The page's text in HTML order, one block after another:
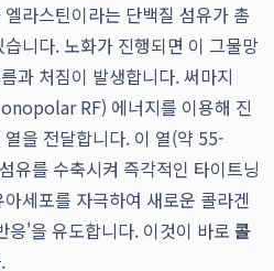
라스틴이라는 단백질 섬유가 촘
니다. 노화가 진행되면 이 그물망
과 처짐이 발생합니다. 써마지
RF) 에너지를 이용해 진
을 전달합니다. 이 열(약 55-
유를 수축시켜 즉각적인 타이트닝
세포를 자극하여 새로운 콜라겐
응'을 유도합니다. 이것이 바로 콜